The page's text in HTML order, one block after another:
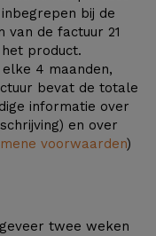
bij de
van de factuur 21
product.
4 maanden,
bevat de totale
informatie over
en over
voorwaarden)
twee weken